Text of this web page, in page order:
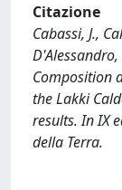
Citazione
Cabassi, J.,
Composition
the Lakki
results. In IX
della Terra.